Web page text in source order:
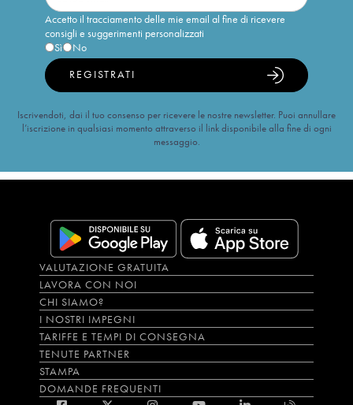
Accetto il tracciamento delle mie email al fine di ricevere
consigli e suggerimenti personalizzati
Sì
No
REGISTRATI
Iscrivendoti, dai il tuo consenso per ricevere le nostre newsletter. Puoi annullare
l’iscrizione in qualsiasi momento attraverso il link disponibile alla fine di ogni
messaggio.
VALUTAZIONE GRATUITA
LAVORA CON NOI
CHI SIAMO?
I NOSTRI IMPEGNI
TARIFFE E TEMPI DI CONSEGNA
TENUTE PARTNER
STAMPA
DOMANDE FREQUENTI